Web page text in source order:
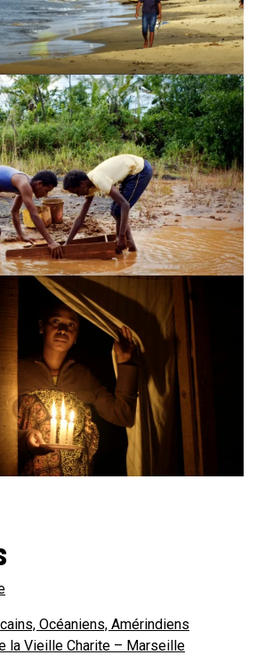
Océaniens, Amérindiens
la Vieille Charite – Marseille